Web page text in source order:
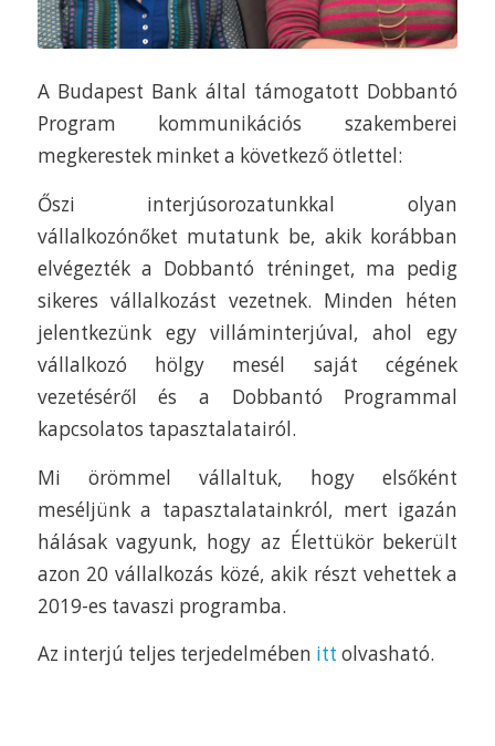
A Budapest Bank által támogatott Dobbantó
Program kommunikációs szakemberei
megkerestek minket a következő ötlettel:
Őszi interjúsorozatunkkal olyan
vállalkozónőket mutatunk be, akik korábban
elvégezték a Dobbantó tréninget, ma pedig
sikeres vállalkozást vezetnek. Minden héten
jelentkezünk egy villáminterjúval, ahol egy
vállalkozó hölgy mesél saját cégének
vezetéséről és a Dobbantó Programmal
kapcsolatos tapasztalatairól.
Mi örömmel vállaltuk, hogy elsőként
meséljünk a tapasztalatainkról, mert igazán
hálásak vagyunk, hogy az Élettükör bekerült
azon 20 vállalkozás közé, akik részt vehettek a
2019-es tavaszi programba.
Az interjú teljes terjedelmében itt olvasható.